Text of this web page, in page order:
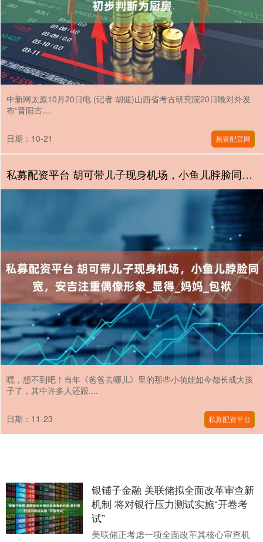
中新网太原10月20日电 (记者 胡健)山西省考古研究院20日晚对外发
布“晋阳古....
日期：10-21 易资配官网
私募配资平台 胡可带儿子现身机场，小鱼儿脖脸同宽，安吉注重偶像形象_显得_妈妈_包袱
嘿，想不到吧！当年《爸爸去哪儿》里的那些小萌娃如今都长成大孩
子了，其中许多人还跟....
日期：11-23 私募配资平台
银铺子金融 美联储拟全面改革审查新
机制 将对银行压力测试实施“开卷考
试”
美联储正考虑一项全面改革其核心审查机